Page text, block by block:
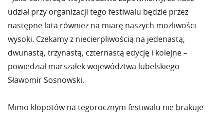
udział przy organizacji tego festiwalu będzie przez
następne lata również na miarę naszych możliwości
wysoki. Czekamy z niecierpliwością na jedenastą,
dwunastą, trzynastą, czternastą edycję i kolejne –
powiedział marszałek województwa lubelskiego
Sławomir Sosnowski.
Mimo kłopotów na tegorocznym festiwalu nie brakuje